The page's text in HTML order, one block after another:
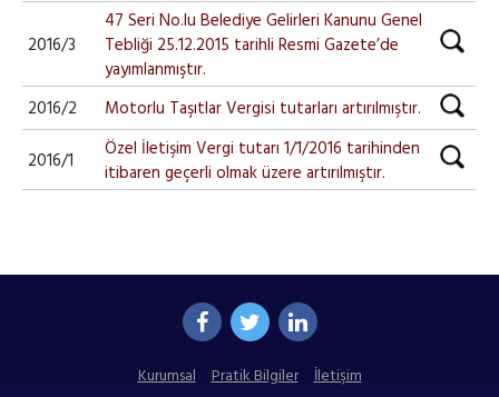
2016/3
47 Seri No.lu Belediye Gelirleri Kanunu Genel
Tebliği 25.12.2015 tarihli Resmi Gazete’de
yayımlanmıştır.
2016/2
Motorlu Taşıtlar Vergisi tutarları artırılmıştır.
2016/1
Özel İletişim Vergi tutarı 1/1/2016 tarihinden
itibaren geçerli olmak üzere artırılmıştır.
Kurumsal Pratik Bilgiler İletişim